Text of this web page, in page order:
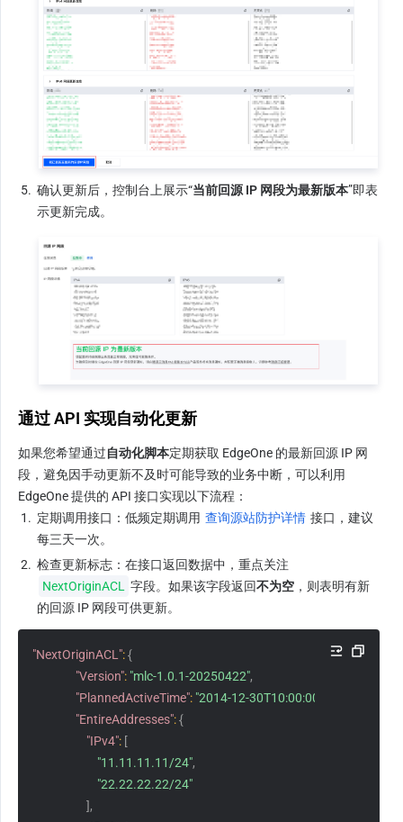
5. 确认更新后，控制台上展示“当前回源 IP 网段为最新版本”即表
示更新完成。
通过 API 实现自动化更新
如果您希望通过自动化脚本定期获取 EdgeOne 的最新回源 IP 网
段，避免因手动更新不及时可能导致的业务中断，可以利用
EdgeOne 提供的 API 接口实现以下流程：
1. ​​定期调用接口​​：低频定期调用​​ 查询源站防护详情 ​​ 接口，建议
每三天一次。
2. ​​检查更新标志​​：在接口返回数据中，重点关注
NextOriginACL 字段。如果该字段返回不为空 ，则表明有新
的回源 IP 网段可供更新。
"NextOriginACL":{
"Version": "mlc-1.0.1-20250422",
"PlannedActiveTime": "2014-12-30T10:00:00Z"
"EntireAddresses":{
"IPv4": [
"11.11.11.11/24",
"22.22.22.22/24"
],